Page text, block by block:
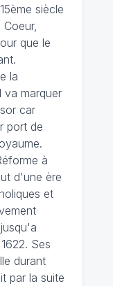
siècle
que le
la
va marquer
car
port de
à
d'une ère
et
Ses
durant
par la suite